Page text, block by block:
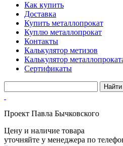
Как купить
Доставка
Купить металлопрокат
Куплю металлопрокат
Контакты
Калькулятор метизов
Калькулятор
Сертификаты
Проект Павла Бычковского
Цену и наличие товара
уточняйте у менеджера по